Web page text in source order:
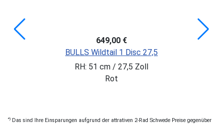
649,00 €
BULLS Wildtail 1 Disc 27,5
RH: 51 cm / 27,5 Zoll
Rot
*) Das sind Ihre Einsparungen aufgrund der attrativen 2-Rad Schwede Preise gegenüber